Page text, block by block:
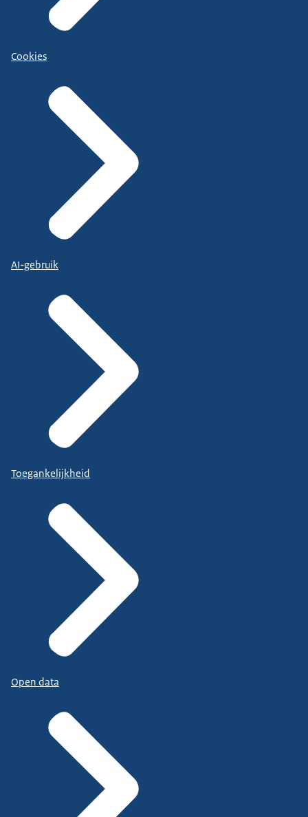
Cookies
AI-gebruik
Toegankelijkheid
Open data